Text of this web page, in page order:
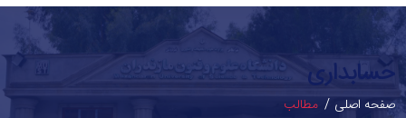
حسابداری
صفحه اصلی مطالب